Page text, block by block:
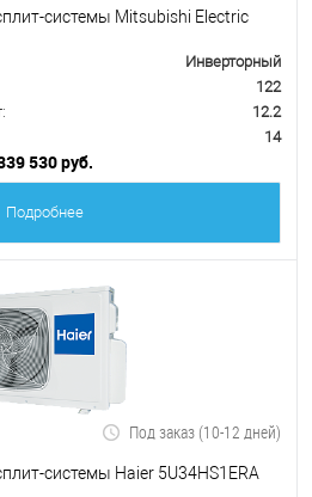
системы Mitsubishi Electric
Инверторный
122
12.2
14
530 руб.
Подробнее
Под заказ (10-12 дней)
системы Haier 5U34HS1ERA